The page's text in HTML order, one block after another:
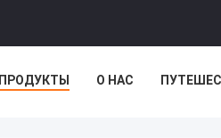
ПРОДУКТЫ О НАС